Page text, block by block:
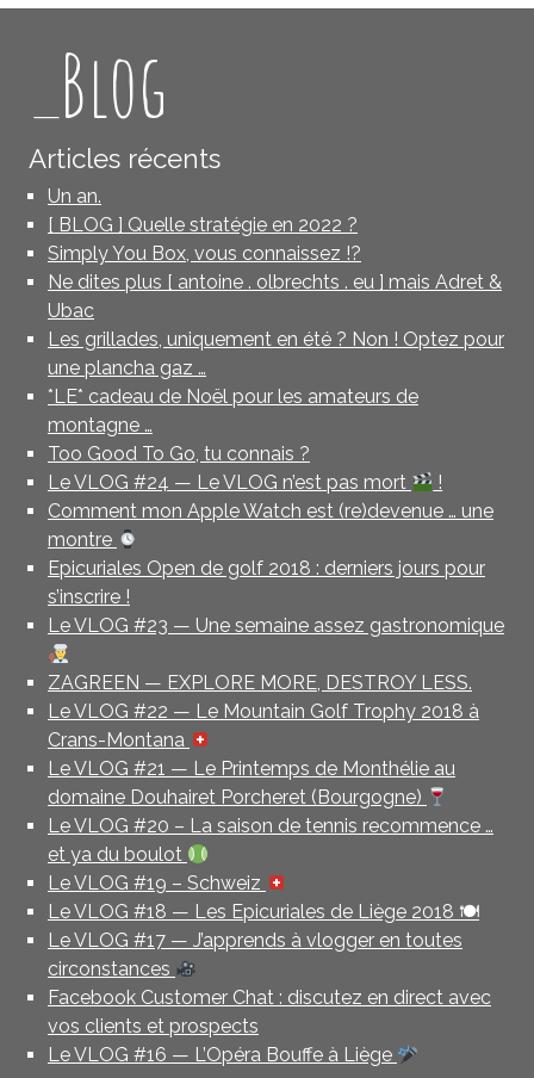
_Blog
Articles récents
Un an.
[ BLOG ] Quelle stratégie en 2022 ?
Simply You Box, vous connaissez !?
Ne dites plus [ antoine . olbrechts . eu ] mais Adret &
Ubac
Les grillades, uniquement en été ? Non ! Optez pour
une plancha gaz …
*LE* cadeau de Noël pour les amateurs de
montagne …
Too Good To Go, tu connais ?
Le VLOG #24 — Le VLOG n’est pas mort
!
Comment mon Apple Watch est (re)devenue … une
montre
Epicuriales Open de golf 2018 : derniers jours pour
s’inscrire !
Le VLOG #23 — Une semaine assez gastronomique
ZAGREEN — EXPLORE MORE, DESTROY LESS.
Le VLOG #22 — Le Mountain Golf Trophy 2018 à
Crans-Montana
Le VLOG #21 — Le Printemps de Monthélie au
domaine Douhairet Porcheret (Bourgogne)
Le VLOG #20 – La saison de tennis recommence …
et ya du boulot
Le VLOG #19 – Schweiz
Le VLOG #18 — Les Epicuriales de Liège 2018 🍽
Le VLOG #17 — J’apprends à vlogger en toutes
circonstances
Facebook Customer Chat : discutez en direct avec
vos clients et prospects
Le VLOG #16 — L’Opéra Bouffe à Liège